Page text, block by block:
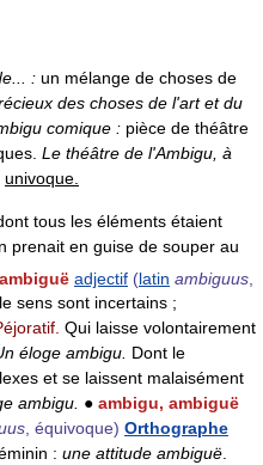
: un mélange de choses de
des choses de l'art et du
comique : pièce de théâtre
Le théâtre de l'Ambigu, à
univoque.
tous les éléments étaient
prenait en guise de souper au
adjectif (latin ambiguus
sens sont incertains ;
Qui laisse volontairement
éloge ambigu. Dont le
et se laissent malaisément
ambigu. ● ambigu, ambiguë
, équivoque) Orthographe
: une attitude ambiguë.